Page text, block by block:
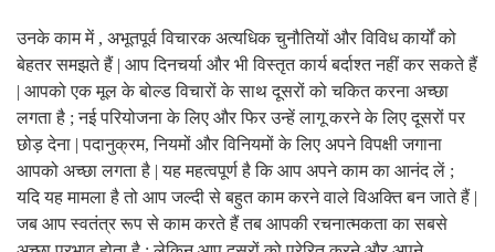
उनके काम में , अभूतपूर्व विचारक अत्यधिक चुनौतियों और विविध कार्यों को
बेहतर समझते हैं | आप दिनचर्या और भी विस्तृत कार्य बर्दाश्त नहीं कर सकते हैं
| आपको एक मूल के बोल्ड विचारों के साथ दूसरों को चकित करना अच्छा
लगता है ; नई परियोजना के लिए और फिर उन्हें लागू करने के लिए दूसरों पर
छोड़ देना | पदानुक्रम, नियमों और विनियमों के लिए अपने विपक्षी जगाना
आपको अच्छा लगता है | यह महत्वपूर्ण है कि आप अपने काम का आनंद लें ;
यदि यह मामला है तो आप जल्दी से बहुत काम करने वाले विअक्ति बन जाते हैं |
जब आप स्वतंत्र रूप से काम करते हैं तब आपकी रचनात्मकता का सबसे